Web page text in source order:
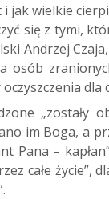
jak wielkie
się z tymi,
Andrzej
osób
dla
„zostały
im Boga, a
Pana –
całe życie”,